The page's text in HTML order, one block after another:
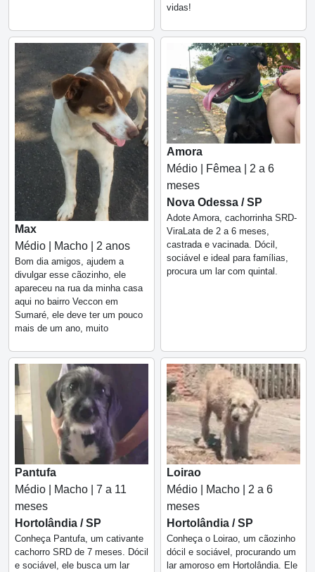
vidas!
Max
Médio | Macho | 2 anos
Bom dia amigos, ajudem a
divulgar esse cãozinho, ele
apareceu na rua da minha casa
aqui no bairro Veccon em
Sumaré, ele deve ter um pouco
mais de um ano, muito
Amora
Médio | Fêmea | 2 a 6
meses
Nova Odessa / SP
Adote Amora, cachorrinha SRD-
ViraLata de 2 a 6 meses,
castrada e vacinada. Dócil,
sociável e ideal para famílias,
procura um lar com quintal.
Pantufa
Médio | Macho | 7 a 11
meses
Hortolândia / SP
Conheça Pantufa, um cativante
cachorro SRD de 7 meses. Dócil
e sociável, ele busca um lar
Loirao
Médio | Macho | 2 a 6
meses
Hortolândia / SP
Conheça o Loirao, um cãozinho
dócil e sociável, procurando um
lar amoroso em Hortolândia. Ele